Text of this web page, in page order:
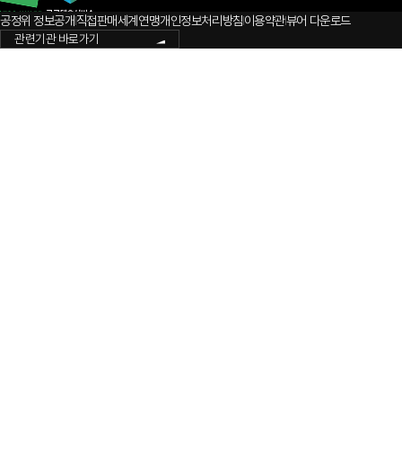
공정위 정보공개직접판매세계연맹개인정보처리방침이용약관뷰어 다운로드
관련기관 바로가기